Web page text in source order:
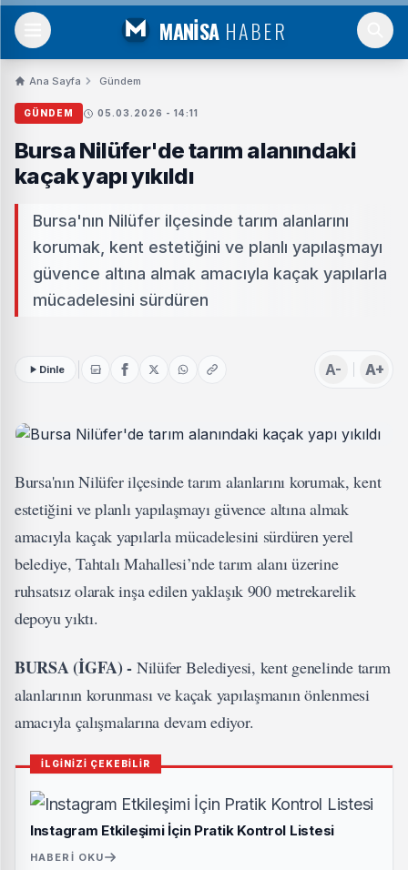
MANİSA HABER
Ana Sayfa Gündem
GÜNDEM 05.03.2026 - 14:11
Bursa Nilüfer'de tarım alanındaki
kaçak yapı yıkıldı
Bursa'nın Nilüfer ilçesinde tarım alanlarını
korumak, kent estetiğini ve planlı yapılaşmayı
güvence altına almak amacıyla kaçak yapılarla
mücadelesini sürdüren
Dinle A- A+
Bursa'nın Nilüfer ilçesinde tarım alanlarını korumak, kent
estetiğini ve planlı yapılaşmayı güvence altına almak
amacıyla kaçak yapılarla mücadelesini sürdüren yerel
belediye, Tahtalı Mahallesi’nde tarım alanı üzerine
ruhsatsız olarak inşa edilen yaklaşık 900 metrekarelik
depoyu yıktı.
BURSA (İGFA) - Nilüfer Belediyesi, kent genelinde tarım
alanlarının korunması ve kaçak yapılaşmanın önlenmesi
amacıyla çalışmalarına devam ediyor.
İLGİNİZİ ÇEKEBİLİR
Instagram Etkileşimi İçin Pratik Kontrol Listesi
HABERI OKU